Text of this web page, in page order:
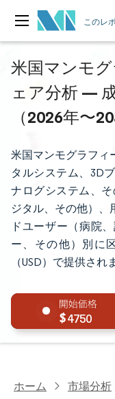
このレ
米国マンモ
ェア分析 —
（2026年〜
米国マンモグラフィ
タルシステム、3D
ナログシステム、
ジタル、その他）、
ドユーザー（病院
ー、その他）別に
（USD）で提供され
4750
ホーム 市場分析